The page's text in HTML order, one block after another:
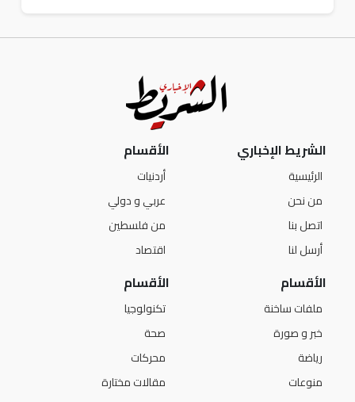
الشريط الإخباري
الرئيسية
من نحن
اتصل بنا
أرسل لنا
الأقسام
أردنيات
عربي و دولي
من فلسطين
اقتصاد
الأقسام
ملفات ساخنة
خبر و صورة
رياضة
منوعات
الأقسام
تكنولوجيا
صحة
محركات
مقالات مختارة